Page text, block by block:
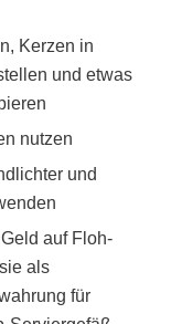
Kerzen in
und etwas
nutzen
und
auf Floh-
als
für